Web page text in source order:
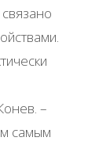
–
самым